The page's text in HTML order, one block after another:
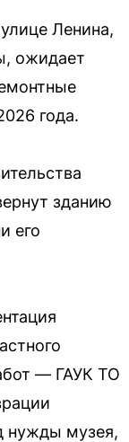
Ленина,
ожидает
года.
зданию
его
— ГАУК ТО
нужды музея,